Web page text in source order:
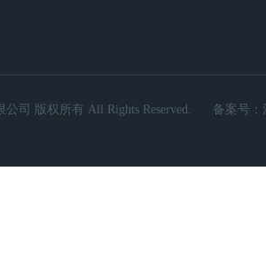
司 版权所有 All Rights Reserved. 备案号：